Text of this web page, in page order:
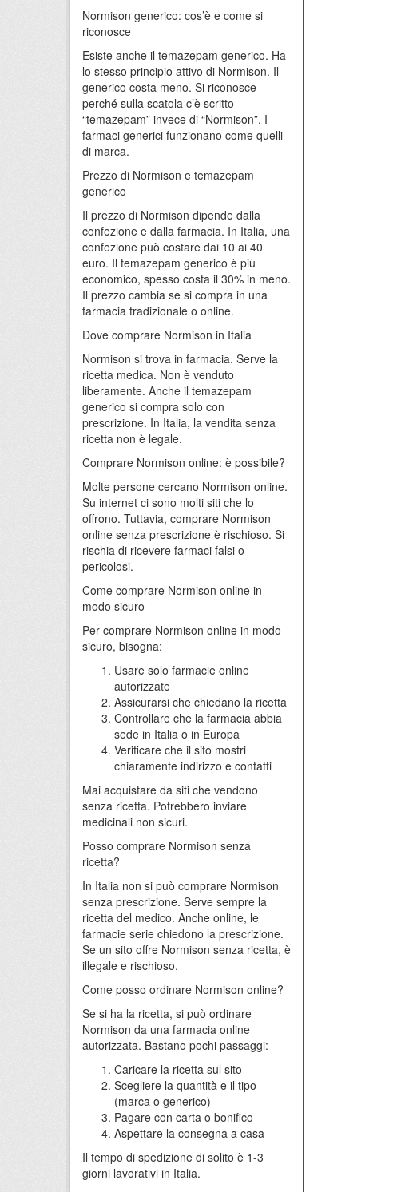
Normison generico: cos’è e come si
riconosce
Esiste anche il temazepam generico. Ha
lo stesso principio attivo di Normison. Il
generico costa meno. Si riconosce
perché sulla scatola c’è scritto
“temazepam” invece di “Normison”. I
farmaci generici funzionano come quelli
di marca.
Prezzo di Normison e temazepam
generico
Il prezzo di Normison dipende dalla
confezione e dalla farmacia. In Italia, una
confezione può costare dai 10 ai 40
euro. Il temazepam generico è più
economico, spesso costa il 30% in meno.
Il prezzo cambia se si compra in una
farmacia tradizionale o online.
Dove comprare Normison in Italia
Normison si trova in farmacia. Serve la
ricetta medica. Non è venduto
liberamente. Anche il temazepam
generico si compra solo con
prescrizione. In Italia, la vendita senza
ricetta non è legale.
Comprare Normison online: è possibile?
Molte persone cercano Normison online.
Su internet ci sono molti siti che lo
offrono. Tuttavia, comprare Normison
online senza prescrizione è rischioso. Si
rischia di ricevere farmaci falsi o
pericolosi.
Come comprare Normison online in
modo sicuro
Per comprare Normison online in modo
sicuro, bisogna:
Usare solo farmacie online
autorizzate
Assicurarsi che chiedano la ricetta
Controllare che la farmacia abbia
sede in Italia o in Europa
Verificare che il sito mostri
chiaramente indirizzo e contatti
Mai acquistare da siti che vendono
senza ricetta. Potrebbero inviare
medicinali non sicuri.
Posso comprare Normison senza
ricetta?
In Italia non si può comprare Normison
senza prescrizione. Serve sempre la
ricetta del medico. Anche online, le
farmacie serie chiedono la prescrizione.
Se un sito offre Normison senza ricetta, è
illegale e rischioso.
Come posso ordinare Normison online?
Se si ha la ricetta, si può ordinare
Normison da una farmacia online
autorizzata. Bastano pochi passaggi:
Caricare la ricetta sul sito
Scegliere la quantità e il tipo
(marca o generico)
Pagare con carta o bonifico
Aspettare la consegna a casa
Il tempo di spedizione di solito è 1-3
giorni lavorativi in Italia.